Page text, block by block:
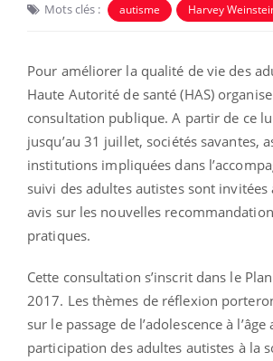
Mots clés : autisme Harvey
Pour améliorer la qualité de vie des
Haute Autorité de santé (HAS)
consultation publique. A partir de ce
jusqu’au 31 juillet, sociétés savantes,
institutions impliquées dans
suivi des adultes autistes sont
avis sur les nouvelles
pratiques.
Cette consultation s’inscrit dans le
2017. Les thèmes de réflexion
sur le passage de l’adolescence à l’âge
participation des adultes autistes à la